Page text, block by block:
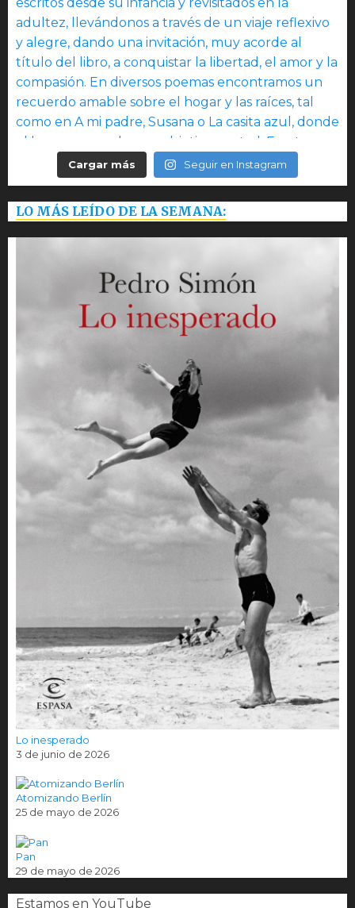
Cargar más Seguir en Instagram
LO MÁS LEÍDO DE LA SEMANA:
Lo inesperado
3 de junio de 2026
Atomizando Berlín
25 de mayo de 2026
Pan
29 de mayo de 2026
Estamos en YouTube